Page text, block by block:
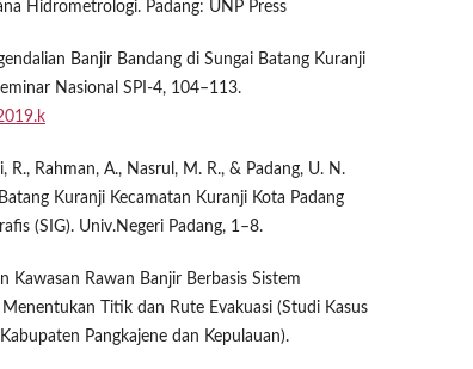
Hidrometrologi. Padang: UNP Press
Banjir Bandang di Sungai Batang Kuranji
Nasional SPI-4, 104–113.
R., Rahman, A., Nasrul, M. R., & Padang, U. N.
Kuranji Kecamatan Kuranji Kota Padang
(SIG). Univ.Negeri Padang, 1–8.
Kawasan Rawan Banjir Berbasis Sistem
Titik dan Rute Evakuasi (Studi Kasus
Pangkajene dan Kepulauan).